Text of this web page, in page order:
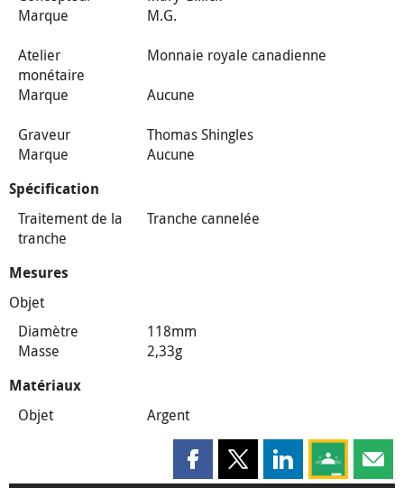
Marque
M.G.
Atelier
monétaire
Monnaie royale canadienne
Marque
Aucune
Graveur
Thomas Shingles
Marque
Aucune
Spécification
Traitement de la
tranche
Tranche cannelée
Mesures
Objet
Diamètre
118mm
Masse
2,33g
Matériaux
Objet Argent
Partager cette page sur
Partager cette page sur X
Partager cette
Partagez